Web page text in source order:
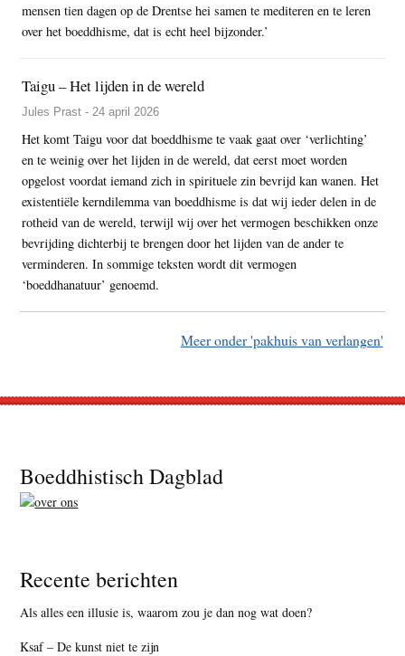
mensen tien dagen op de Drentse hei samen te mediteren en te leren
over het boeddhisme, dat is echt heel bijzonder.’
Taigu – Het lijden in de wereld
Jules Prast - 24 april 2026
Het komt Taigu voor dat boeddhisme te vaak gaat over ‘verlichting’
en te weinig over het lijden in de wereld, dat eerst moet worden
opgelost voordat iemand zich in spirituele zin bevrijd kan wanen. Het
existentiële kerndilemma van boeddhisme is dat wij ieder delen in de
rotheid van de wereld, terwijl wij over het vermogen beschikken onze
bevrijding dichterbij te brengen door het lijden van de ander te
verminderen. In sommige teksten wordt dit vermogen
‘boeddhanatuur’ genoemd.
Meer onder 'pakhuis van verlangen'
Footer
Boeddhistisch Dagblad
Recente berichten
Als alles een illusie is, waarom zou je dan nog wat doen?
Ksaf – De kunst niet te zijn